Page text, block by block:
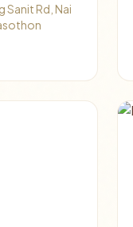
Rd, Nai